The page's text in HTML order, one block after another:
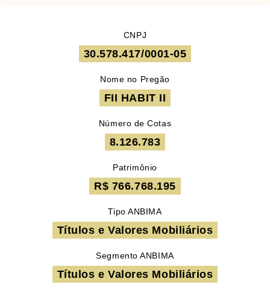
CNPJ
30.578.417/0001-05
Nome no Pregão
FII HABIT II
Número de Cotas
8.126.783
Patrimônio
R$ 766.768.195
Tipo ANBIMA
Títulos e Valores Mobiliários
Segmento ANBIMA
Títulos e Valores Mobiliários